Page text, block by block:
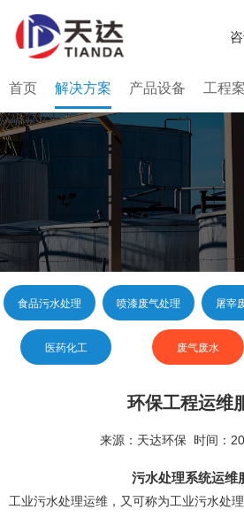
首页 解决方案 产品设备 工程
食品污水处理 喷漆废气处理 屠宰
医药化工 废气废水
环保工程运维
来源：天达环保 时间：
污水处理系统运维
工业污水处理运维，又可称为工业污水处